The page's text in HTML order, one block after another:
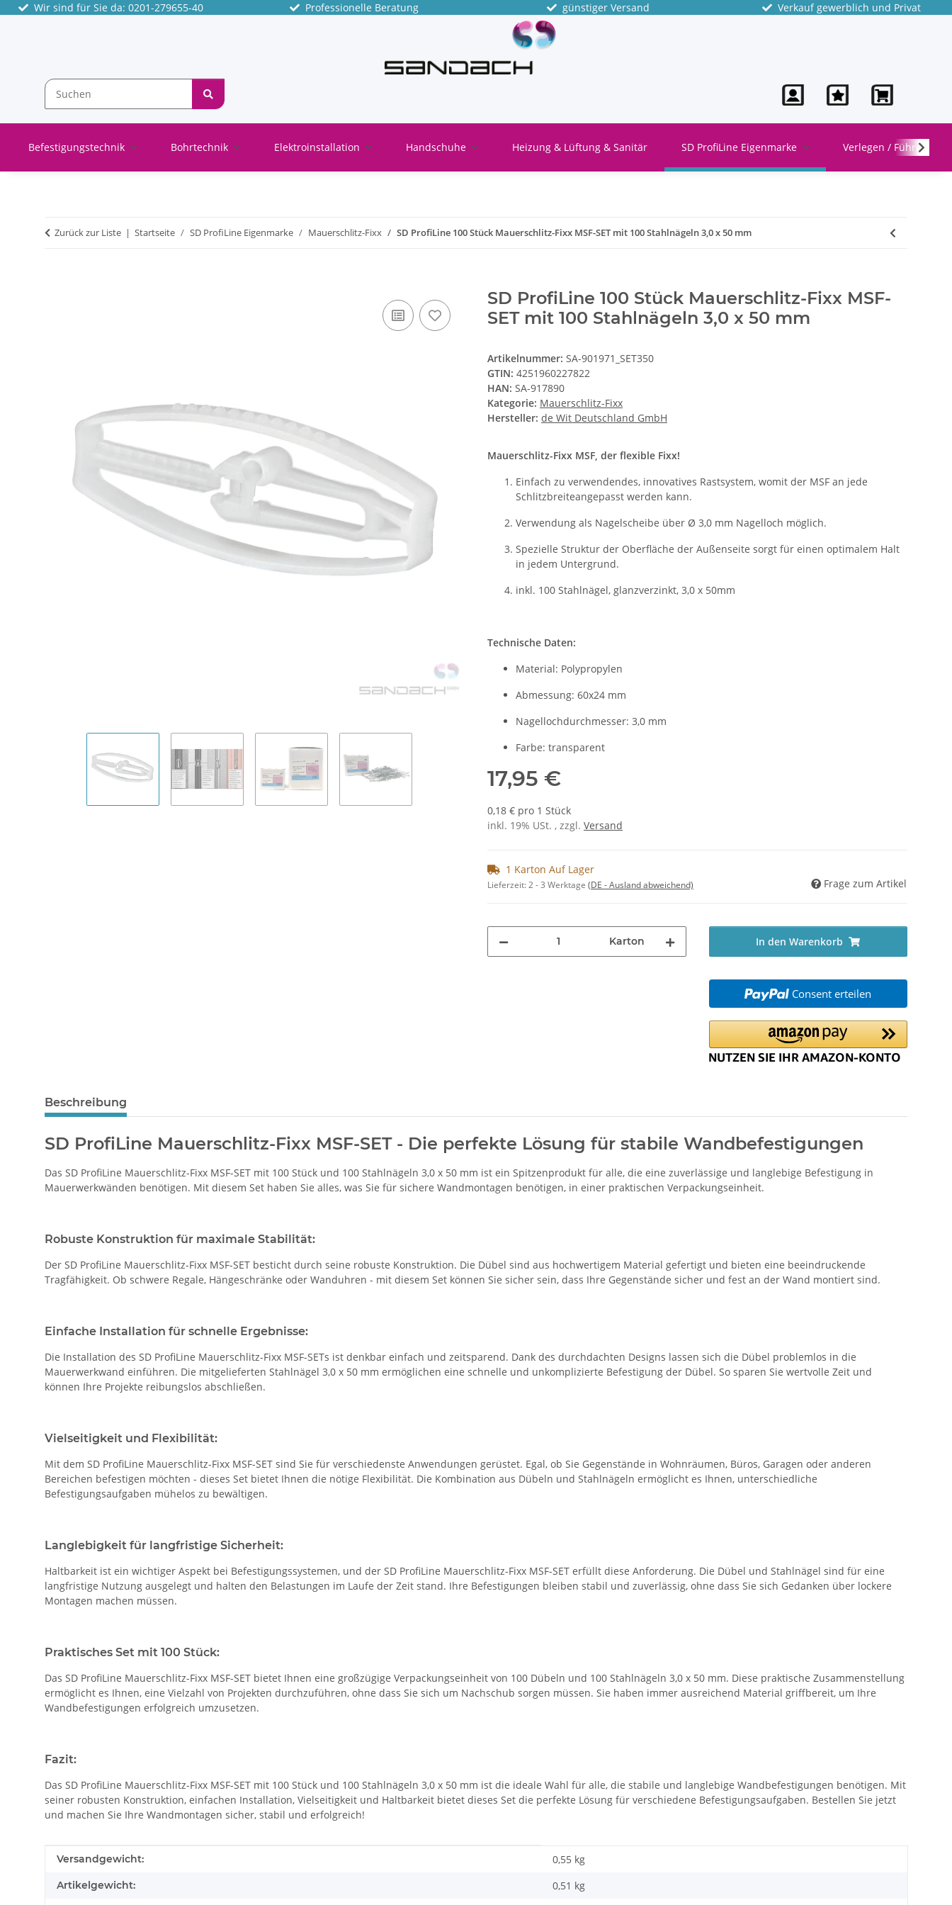
Wir sind für Sie da: 0201-279655-40 Professionelle Beratung günstiger Versand Verkauf gewerblich und Privat
Befestigungstechnik Bohrtechnik Elektroinstallation Handschuhe Heizung & Lüftung & Sanitär SD ProfiLine Eigenmarke Verlegen / Führen
Zurück zur Liste Startseite SD ProfiLine Eigenmarke Mauerschlitz-Fixx SD ProfiLine 100 Stück Mauerschlitz-Fixx MSF-SET mit 100 Stahlnägeln 3,0 x 50 mm
SD ProfiLine 100 Stück Mauerschlitz-Fixx MSF-
SET mit 100 Stahlnägeln 3,0 x 50 mm
Artikelnummer: SA-901971_SET350
GTIN: 4251960227822
HAN: SA-917890
Kategorie: Mauerschlitz-Fixx
Hersteller: de Wit Deutschland GmbH
Mauerschlitz-Fixx MSF, der flexible Fixx!
Einfach zu verwendendes, innovatives Rastsystem, womit der MSF an jede
Schlitzbreiteangepasst werden kann.
Verwendung als Nagelscheibe über Ø 3,0 mm Nagelloch möglich.
Spezielle Struktur der Oberfläche der Außenseite sorgt für einen optimalem Halt
in jedem Untergrund.
inkl. 100 Stahlnägel, glanzverzinkt, 3,0 x 50mm
Technische Daten:
Material: Polypropylen
Abmessung: 60x24 mm
Nagellochdurchmesser: 3,0 mm
Farbe: transparent
17,95 €
0,18 € pro 1 Stück
inkl. 19% USt. , zzgl. Versand
1 Karton Auf Lager
Lieferzeit:2 - 3 Werktage (DE - Ausland abweichend) Frage zum Artikel
Karton In den Warenkorb
Consent erteilen
Beschreibung
SD ProfiLine Mauerschlitz-Fixx MSF-SET - Die perfekte Lösung für stabile Wandbefestigungen
Das SD ProfiLine Mauerschlitz-Fixx MSF-SET mit 100 Stück und 100 Stahlnägeln 3,0 x 50 mm ist ein Spitzenprodukt für alle, die eine zuverlässige und langlebige Befestigung in
Mauerwerkwänden benötigen. Mit diesem Set haben Sie alles, was Sie für sichere Wandmontagen benötigen, in einer praktischen Verpackungseinheit.
Robuste Konstruktion für maximale Stabilität:
Der SD ProfiLine Mauerschlitz-Fixx MSF-SET besticht durch seine robuste Konstruktion. Die Dübel sind aus hochwertigem Material gefertigt und bieten eine beeindruckende
Tragfähigkeit. Ob schwere Regale, Hängeschränke oder Wanduhren - mit diesem Set können Sie sicher sein, dass Ihre Gegenstände sicher und fest an der Wand montiert sind.
Einfache Installation für schnelle Ergebnisse:
Die Installation des SD ProfiLine Mauerschlitz-Fixx MSF-SETs ist denkbar einfach und zeitsparend. Dank des durchdachten Designs lassen sich die Dübel problemlos in die
Mauerwerkwand einführen. Die mitgelieferten Stahlnägel 3,0 x 50 mm ermöglichen eine schnelle und unkomplizierte Befestigung der Dübel. So sparen Sie wertvolle Zeit und
können Ihre Projekte reibungslos abschließen.
Vielseitigkeit und Flexibilität:
Mit dem SD ProfiLine Mauerschlitz-Fixx MSF-SET sind Sie für verschiedenste Anwendungen gerüstet. Egal, ob Sie Gegenstände in Wohnräumen, Büros, Garagen oder anderen
Bereichen befestigen möchten - dieses Set bietet Ihnen die nötige Flexibilität. Die Kombination aus Dübeln und Stahlnägeln ermöglicht es Ihnen, unterschiedliche
Befestigungsaufgaben mühelos zu bewältigen.
Langlebigkeit für langfristige Sicherheit:
Haltbarkeit ist ein wichtiger Aspekt bei Befestigungssystemen, und der SD ProfiLine Mauerschlitz-Fixx MSF-SET erfüllt diese Anforderung. Die Dübel und Stahlnägel sind für eine
langfristige Nutzung ausgelegt und halten den Belastungen im Laufe der Zeit stand. Ihre Befestigungen bleiben stabil und zuverlässig, ohne dass Sie sich Gedanken über lockere
Montagen machen müssen.
Praktisches Set mit 100 Stück:
Das SD ProfiLine Mauerschlitz-Fixx MSF-SET bietet Ihnen eine großzügige Verpackungseinheit von 100 Dübeln und 100 Stahlnägeln 3,0 x 50 mm. Diese praktische Zusammenstellung
ermöglicht es Ihnen, eine Vielzahl von Projekten durchzuführen, ohne dass Sie sich um Nachschub sorgen müssen. Sie haben immer ausreichend Material griffbereit, um Ihre
Wandbefestigungen erfolgreich umzusetzen.
Fazit:
Das SD ProfiLine Mauerschlitz-Fixx MSF-SET mit 100 Stück und 100 Stahlnägeln 3,0 x 50 mm ist die ideale Wahl für alle, die stabile und langlebige Wandbefestigungen benötigen. Mit
seiner robusten Konstruktion, einfachen Installation, Vielseitigkeit und Haltbarkeit bietet dieses Set die perfekte Lösung für verschiedene Befestigungsaufgaben. Bestellen Sie jetzt
und machen Sie Ihre Wandmontagen sicher, stabil und erfolgreich!
Produkteigenschaft
Wert
Versandgewicht: 0,55 kg
Artikelgewicht: 0,51 kg